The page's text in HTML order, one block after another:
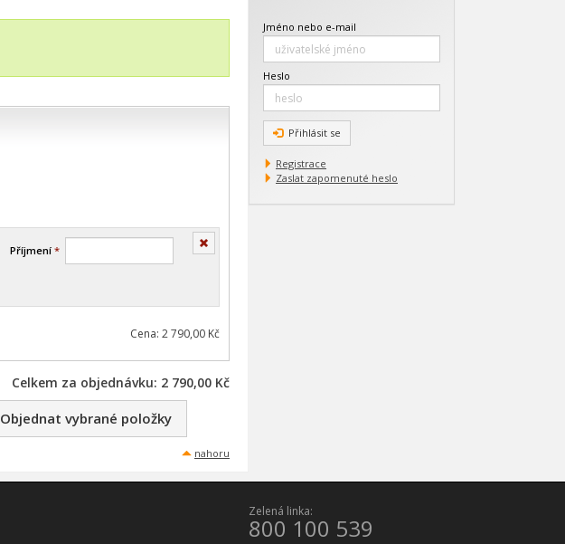
Příjmení*
Cena: 2 790,00 Kč
Celkem za objednávku: 2 790,00 Kč
Objednat vybrané položky
nahoru
Jméno nebo e-mail
Heslo
Přihlásit se
Registrace
Zaslat zapomenuté heslo
Zelená linka:
800 100 539